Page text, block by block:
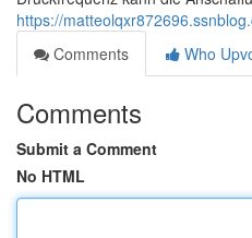
https://
Comments
Who
Comments
Submit a Comment
No HTML